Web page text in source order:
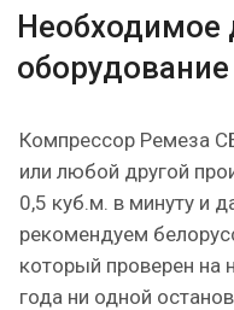
Необходимое
оборудование
Компрессор Ремеза
или любой другой
0,5 куб.м. в минуту и
рекомендуем
который проверен на
года ни одной